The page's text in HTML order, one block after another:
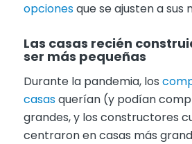
opcionesque se ajusten a sus
Las casas recién
ser más pequeñas
Durante la pandemia, los
casasquerían (y podían
grandes, y los constructores
centraron en casas más